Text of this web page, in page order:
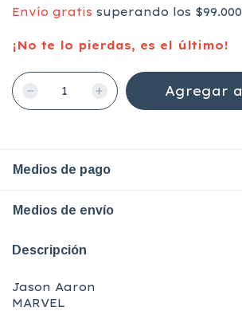
Envío gratis superando los $99.000
¡No te lo pierdas, es el último!
Medios de pago
Medios de envío
Descripción
Jason Aaron
MARVEL